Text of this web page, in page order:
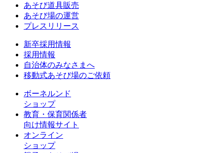
あそび道具販売
あそび場の運営
プレスリリース
新卒採用情報
採用情報
自治体のみなさまへ
移動式あそび場のご依頼
ボーネルンド
ショップ
教育・保育関係者
向け情報サイト
オンライン
ショップ